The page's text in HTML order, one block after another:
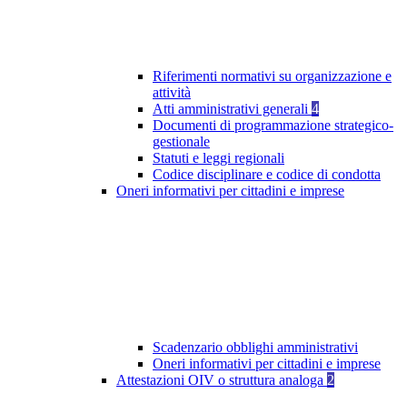
Riferimenti normativi su organizzazione e
attività
Atti amministrativi generali 4
Documenti di programmazione strategico-
gestionale
Statuti e leggi regionali
Codice disciplinare e codice di condotta
Oneri informativi per cittadini e imprese
Scadenzario obblighi amministrativi
Oneri informativi per cittadini e imprese
Attestazioni OIV o struttura analoga 2